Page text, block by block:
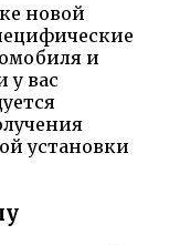
новой
и
у вас
установки